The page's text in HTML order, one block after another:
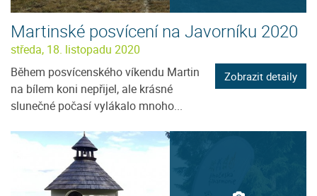
Martinské posvícení na Javorníku 2020
středa, 18. listopadu 2020
Během posvícenského víkendu Martin
na bílem koni nepřijel, ale krásné
slunečné počasí vylákalo mnoho...
Zobrazit detaily